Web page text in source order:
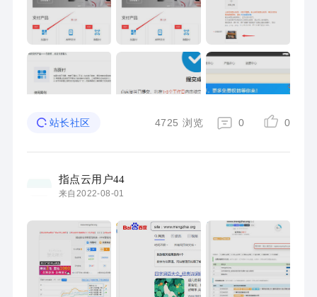
站长社区 4725 浏览 0 0
指点云用户44
来自2022-08-01